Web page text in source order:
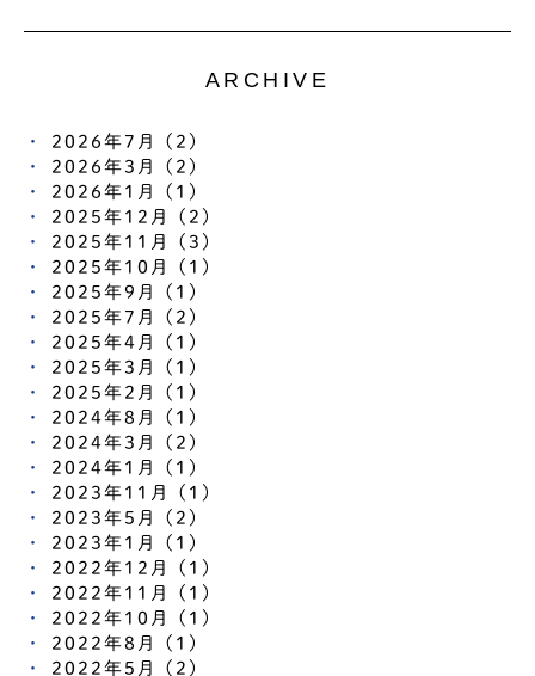
ARCHIVE
2026年7月 (2)
2026年3月 (2)
2026年1月 (1)
2025年12月 (2)
2025年11月 (3)
2025年10月 (1)
2025年9月 (1)
2025年7月 (2)
2025年4月 (1)
2025年3月 (1)
2025年2月 (1)
2024年8月 (1)
2024年3月 (2)
2024年1月 (1)
2023年11月 (1)
2023年5月 (2)
2023年1月 (1)
2022年12月 (1)
2022年11月 (1)
2022年10月 (1)
2022年8月 (1)
2022年5月 (2)